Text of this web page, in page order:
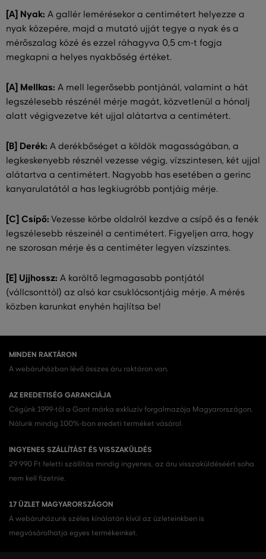
[A] Nyak: A gallér lemérésekor a centimétert helyezze a
nyak közepére, majd a mutató ujját tegye a nyak és a
mérőszalag közé és ezzel ráhagyva 0,5 cm-t fogja
megkapni a helyes nyakbőség értéket.
[A] Mellkas: A mell legerősebb pontjánál, valamint a hát
legszélesebb részénél mérje magát, közvetlenül a hónalj
alatt végigvezetve két ujjal alátartva a centimétert.
[B] Derék: A derékbőséget a köldök magasságában, a
legkeskenyebb résznél vezesse végig, vízszintesen, két ujjal
alátartva a centimétert. Nagyobb has esetében a gerinc
kanyarulatától a has legkiugróbb pontjáig mérje.
[C] Csípő: Vezesse körbe oldalról kezdve a csípő és a fenék
legszélesebb részeinél a centimétert. Figyeljen arra, hogy
ne szorosan mérje és a centiméter legyen vízszintes.
[E] Ujjhossz: A karöltő legmagasabb pontjától
(vállcsonttól) az alsó kar csuklócsontjáig mérje. A mérés
közben karunkat enyhén hajlítsa be!
MINDEN RAKTÁRON
A webáruházban lévő összes áru raktáron van.
AZ EREDETISÉG GARANCIÁJA
Cégünk 1999-től a Gant márka exkluzív forgalmazója Magyarországon.
Nálunk mindig 100%-ban eredeti terméket vásárol.
INGYENES SZÁLLÍTÁST ÉS VISSZAKÜLDÉS
29 990 Ft feletti szállítás mindig ingyenes, az áru visszaküldéséért soha
nem kell fizetnie.
17 ÜZLET MAGYARORSZÁGON
A webáruházunk széles kínálatán kívül az üzleteinkben is
megvásárolhatja egyes termékeinket.